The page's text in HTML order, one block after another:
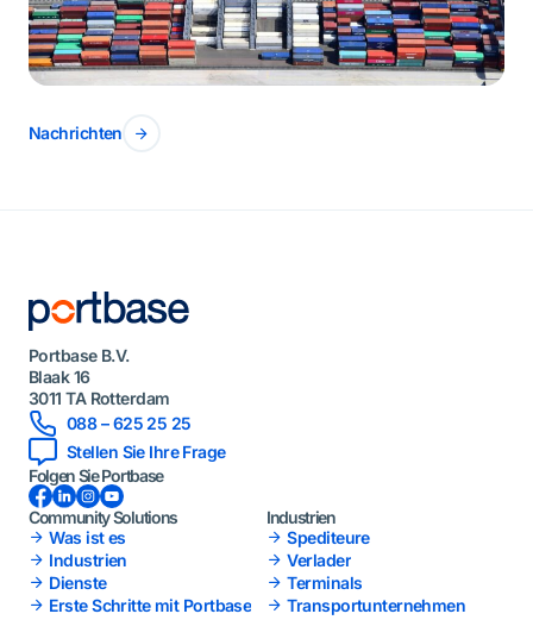
Nachrichten
Portbase B.V.
Blaak 16
3011 TA Rotterdam
088 – 625 25 25
Stellen Sie Ihre Frage
Folgen Sie Portbase
Facebook LinkedInInstagramYouTube
Community Solutions
Was ist es
Industrien
Dienste
Erste Schritte mit Portbase
Industrien
Spediteure
Verlader
Terminals
Transportunternehmen